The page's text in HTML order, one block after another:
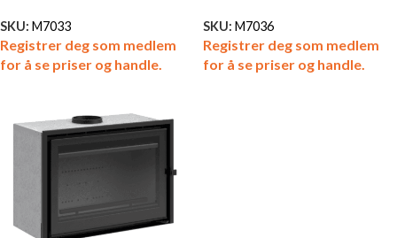
SKU: M7033
Registrer deg som medlem
for å se priser og handle.
SKU: M7036
Registrer deg som medlem
for å se priser og handle.